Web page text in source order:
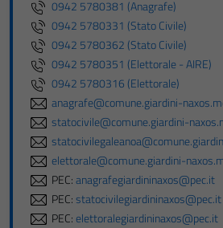
0942 5780381 (Anagrafe)
0942 5780331 (Stato Civile)
0942 5780362 (Stato Civile)
0942 5780351 (Elettorale - AIRE)
0942 5780316 (Elettorale)
anagrafe@comune.giardini-
statocivile@comune.giardini-
elettorale@comune.giardini-
PEC:anagrafegiardininaxos@pec.it
PEC:statocivilegiardininaxos@pec.it
PEC:elettoralegiardininaxos@pec.it